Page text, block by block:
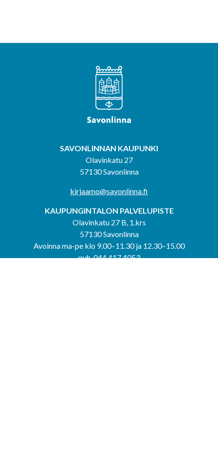
SAVONLINNAN KAUPUNKI
Olavinkatu 27
57130 Savonlinna
kirjaamo@savonlinna.fi
KAUPUNGINTALON PALVELUPISTE
Olavinkatu 27 B, 1.krs
57130 Savonlinna
Avoinna ma-pe klo 9.00–11.30 ja 12.30–15.00
puh. 044 417 4053